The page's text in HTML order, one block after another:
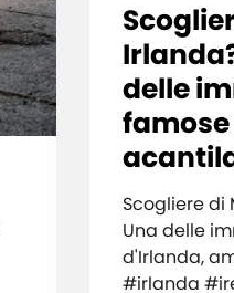
delle
Scogliere di
Una delle
d'Irlanda,
#irlanda